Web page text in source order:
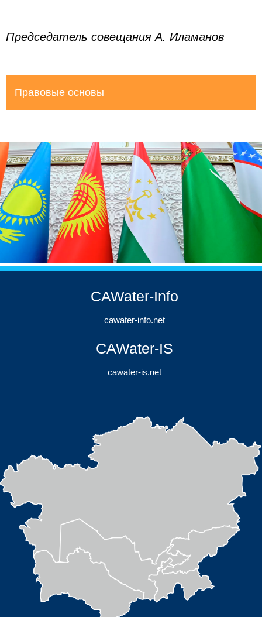
Председатель совещания А. Иламанов
Правовые основы
CAWater-Info
cawater-info.net
CAWater-IS
cawater-is.net